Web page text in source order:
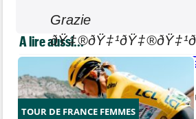
Grazie
pic.twitter.com/
— Jan Polanc
A lire aussi...
TOUR DE FRANCE FEMMES